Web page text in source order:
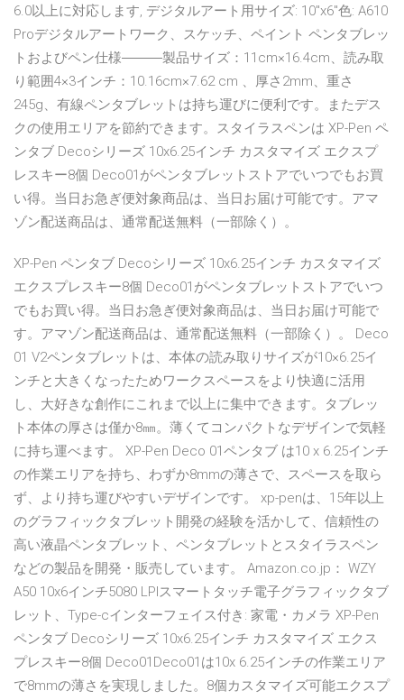
6.0以上に対応します, デジタルアート用サイズ: 10"x6"色: A610
Proデジタルアートワーク、スケッチ、ペイント ペンタブレッ
トおよびペン仕様―――製品サイズ：11cm×16.4cm、読み取
り範囲4×3インチ：10.16cm×7.62 cm 、厚さ2mm、重さ
245g、有線ペンタブレットは持ち運びに便利です。またデス
クの使用エリアを節約できます。スタイラスペンは XP-Pen ペ
ンタブ Decoシリーズ 10x6.25インチ カスタマイズ エクスプ
レスキー8個 Deco01がペンタブレットストアでいつでもお買
い得。当日お急ぎ便対象商品は、当日お届け可能です。アマ
ゾン配送商品は、通常配送無料（一部除く）。
XP-Pen ペンタブ Decoシリーズ 10x6.25インチ カスタマイズ
エクスプレスキー8個 Deco01がペンタブレットストアでいつ
でもお買い得。当日お急ぎ便対象商品は、当日お届け可能で
す。アマゾン配送商品は、通常配送無料（一部除く）。 Deco
01 V2ペンタブレットは、本体の読み取りサイズが10×6.25イ
ンチと大きくなったためワークスペースをより快適に活用
し、大好きな創作にこれまで以上に集中できます。タブレッ
ト本体の厚さは僅か8㎜。薄くてコンパクトなデザインで気軽
に持ち運べます。 XP-Pen Deco 01ペンタブ は10 x 6.25インチ
の作業エリアを持ち、わずか8mmの薄さで、スペースを取ら
ず、より持ち運びやすいデザインです。 xp-penは、15年以上
のグラフィックタブレット開発の経験を活かして、信頼性の
高い液晶ペンタブレット、ペンタブレットとスタイラスペン
などの製品を開発・販売しています。 Amazon.co.jp： WZY
A50 10x6インチ5080 LPIスマートタッチ電子グラフィックタブ
レット、Type-cインターフェイス付き: 家電・カメラ XP-Pen
ペンタブ Decoシリーズ 10x6.25インチ カスタマイズ エクス
プレスキー8個 Deco01Deco01は10x 6.25インチの作業エリア
で8mmの薄さを実現しました。8個カスタマイズ可能エクスプ